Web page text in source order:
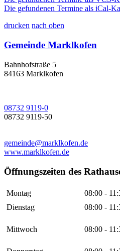
Die gefundenen Termine als iCal-
drucken nach oben
Gemeinde Marklkofen
Bahnhofstraße 5
84163 Marklkofen
08732 9119-0
08732 9119-50
gemeinde@marklkofen.de
www.marklkofen.de
Öffnungszeiten des
Montag 08:00 -
Dienstag
08:00 -
Mittwoch 08:00 -